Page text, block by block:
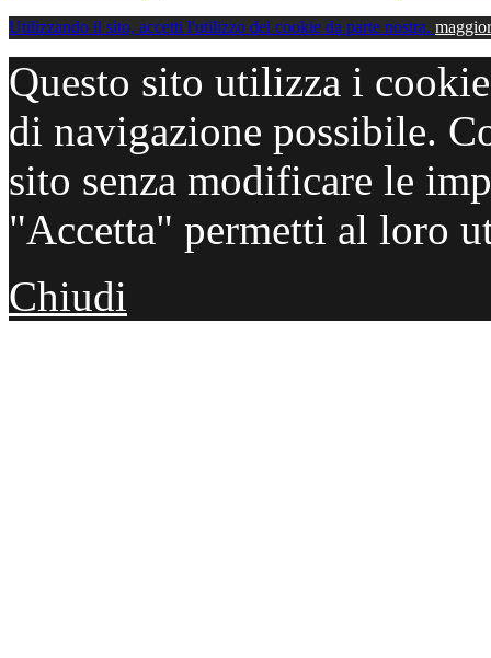
Utilizzando il sito, accetti l'utilizzo dei cookie da parte nostra.
Questo sito utilizza i
di navigazione possibile.
sito senza modificare le
"Accetta" permetti al loro
Chiudi